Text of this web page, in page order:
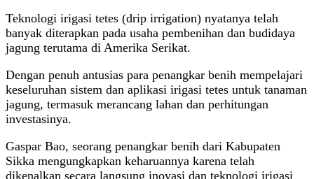
Teknologi irigasi tetes (drip irrigation) nyatanya telah
banyak diterapkan pada usaha pembenihan dan budidaya
jagung terutama di Amerika Serikat.
Dengan penuh antusias para penangkar benih mempelajari
keseluruhan sistem dan aplikasi irigasi tetes untuk tanaman
jagung, termasuk merancang lahan dan perhitungan
investasinya.
Gaspar Bao, seorang penangkar benih dari Kabupaten
Sikka mengungkapkan keharuannya karena telah
dikenalkan secara langsung inovasi dan teknologi irigasi